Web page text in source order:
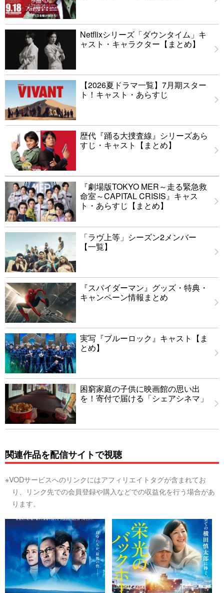
Netflixシリーズ「ダウンタイム」キ
ャスト・キャラクター【まとめ】
【2026夏ドラマ一覧】7月期スター
ト！キャスト・あらすじ
歴代『踊る大捜査線』シリーズあら
すじ・キャスト【まとめ】
『劇場版TOKYO MER～走る緊急救
命室～CAPITAL CRISIS』キャス
ト・あらすじ【まとめ】
「ラヴ上等」シーズン2メンバー
【一覧】
『スパイダーマン』グッズ・特典・
キャンペーン情報まとめ
実写『ブルーロック』キャスト【ま
とめ】
困窮家庭の子供に映画館の思い出
を！寄付で届ける「シェアシネマ」
関連作品を配信サイトで視聴
※VODサービスへのリンクにはアフィリエイトタグが含まれてお
り、リンク先での会員登録や購入などでの収益化を行う場合があ
ります。